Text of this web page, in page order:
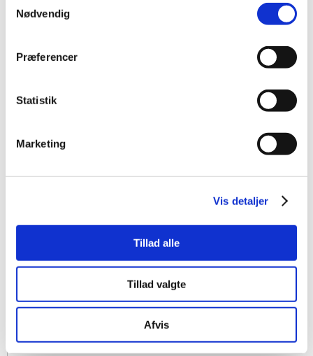
Nødvendig
Præferencer
Statistik
Marketing
Vis detaljer
Tillad alle
Tillad valgte
Afvis